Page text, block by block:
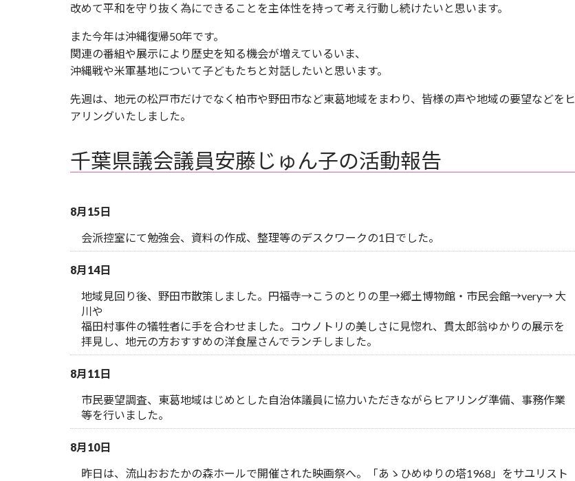
改めて平和を守り抜く為にできることを主体性を持って考え行動し続けたいと思います。
また今年は沖縄復帰50年です。
関連の番組や展示により歴史を知る機会が増えているいま、
沖縄戦や米軍基地について子どもたちと対話したいと思います。
先週は、地元の松戸市だけでなく柏市や野田市など東葛地域をまわり、皆様の声や地域の要望などをヒ
アリングいたしました。
千葉県議会議員安藤じゅん子の活動報告
8月15日
会派控室にて勉強会、資料の作成、整理等のデスクワークの1日でした。
8月14日
地域見回り後、野田市散策しました。円福寺→こうのとりの里→郷土博物館・市民会館→very→ 大
川や
福田村事件の犠牲者に手を合わせました。コウノトリの美しさに見惚れ、貫太郎翁ゆかりの展示を
拝見し、地元の方おすすめの洋食屋さんでランチしました。
8月11日
市民要望調査、東葛地域はじめとした自治体議員に協力いただきながらヒアリング準備、事務作業
等を行いました。
8月10日
昨日は、流山おおたかの森ホールで開催された映画祭へ。「あゝひめゆりの塔1968」をサユリスト